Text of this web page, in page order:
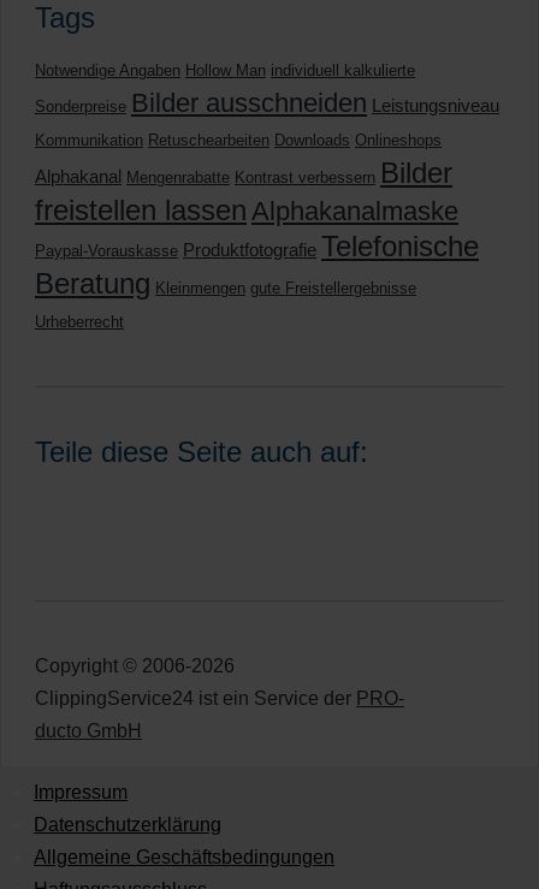
Tags
Notwendige Angaben Hollow Man individuell kalkulierte
Sonderpreise Bilder ausschneiden Leistungsniveau
Kommunikation Retuschearbeiten Downloads Onlineshops
Alphakanal Mengenrabatte Kontrast verbessern Bilder
freistellen lassen Alphakanalmaske
Paypal-Vorauskasse Produktfotografie Telefonische
Beratung Kleinmengen gute Freistellergebnisse
Urheberrecht
Teile diese Seite auch auf:
Copyright © 2006-2026
ClippingService24 ist ein Service der PRO-
ducto GmbH
Impressum
Datenschutzerklärung
Allgemeine Geschäftsbedingungen